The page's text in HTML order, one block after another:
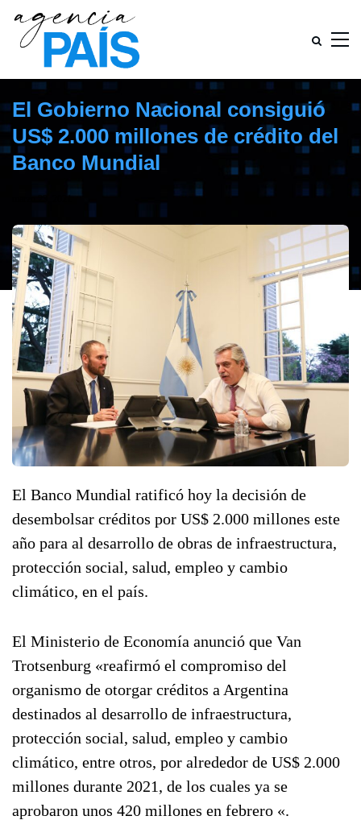
El Gobierno Nacional consiguió
US$ 2.000 millones de crédito del
Banco Mundial
El Banco Mundial ratificó hoy la decisión de
desembolsar créditos por US$ 2.000 millones este
año para al desarrollo de obras de infraestructura,
protección social, salud, empleo y cambio
climático, en el país.
El Ministerio de Economía anunció que Van
Trotsenburg «reafirmó el compromiso del
organismo de otorgar créditos a Argentina
destinados al desarrollo de infraestructura,
protección social, salud, empleo y cambio
climático, entre otros, por alrededor de US$ 2.000
millones durante 2021, de los cuales ya se
aprobaron unos 420 millones en febrero «.